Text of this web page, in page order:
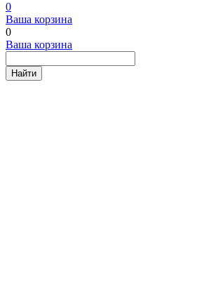
0
Ваша корзина
0
Ваша корзина
Найти